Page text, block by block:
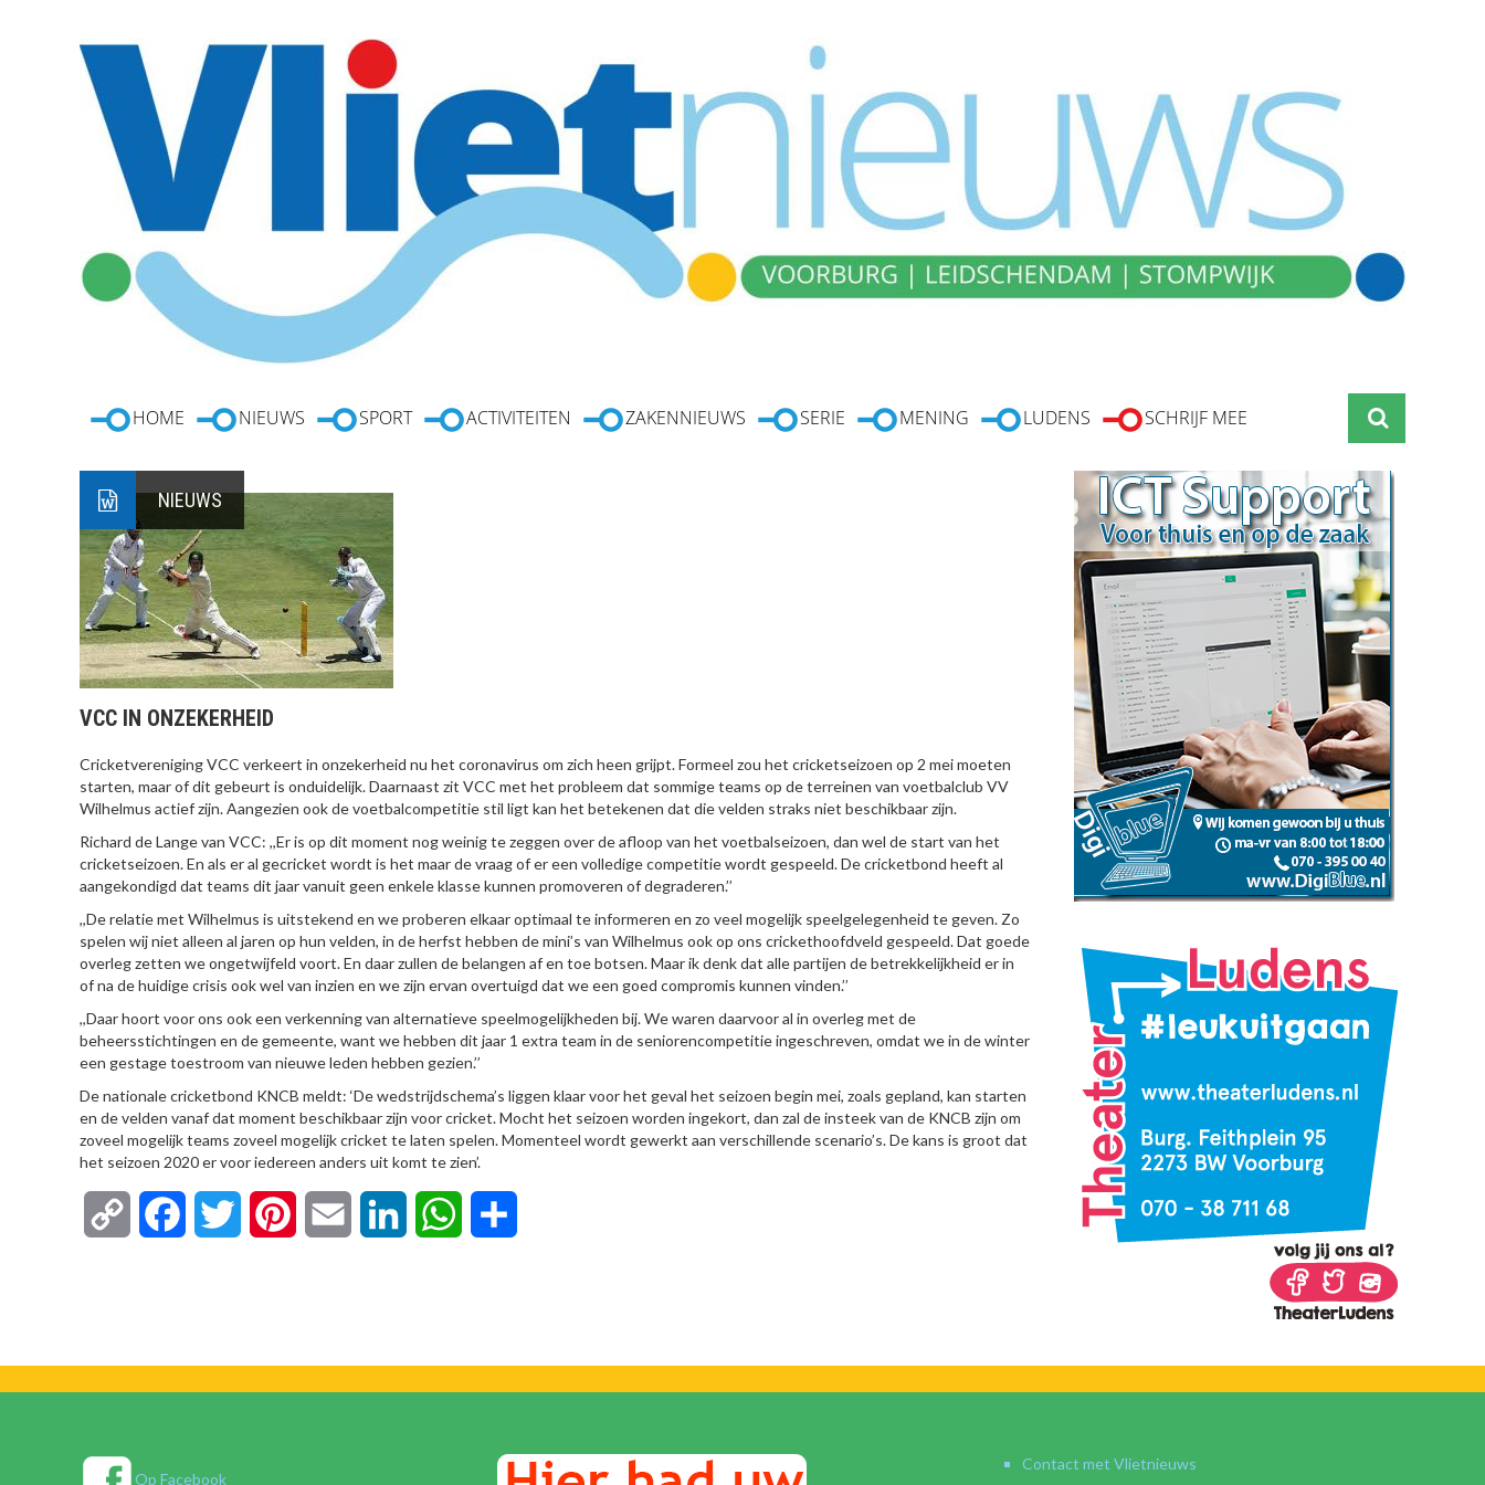
HOME NIEUWS SPORT ACTIVITEITEN ZAKENNIEUWS SERIE MENING LUDENS SCHRIJF MEE
NIEUWS
VCC IN ONZEKERHEID
Cricketvereniging VCC verkeert in onzekerheid nu het coronavirus om zich heen grijpt. Formeel zou het cricketseizoen op 2 mei moeten
starten, maar of dit gebeurt is onduidelijk. Daarnaast zit VCC met het probleem dat sommige teams op de terreinen van voetbalclub VV
Wilhelmus actief zijn. Aangezien ook de voetbalcompetitie stil ligt kan het betekenen dat die velden straks niet beschikbaar zijn.
Richard de Lange van VCC: ,,Er is op dit moment nog weinig te zeggen over de afloop van het voetbalseizoen, dan wel de start van het
cricketseizoen. En als er al gecricket wordt is het maar de vraag of er een volledige competitie wordt gespeeld. De cricketbond heeft al
aangekondigd dat teams dit jaar vanuit geen enkele klasse kunnen promoveren of degraderen.’’
,,De relatie met Wilhelmus is uitstekend en we proberen elkaar optimaal te informeren en zo veel mogelijk speelgelegenheid te geven. Zo
spelen wij niet alleen al jaren op hun velden, in de herfst hebben de mini’s van Wilhelmus ook op ons crickethoofdveld gespeeld. Dat goede
overleg zetten we ongetwijfeld voort. En daar zullen de belangen af en toe botsen. Maar ik denk dat alle partijen de betrekkelijkheid er in
of na de huidige crisis ook wel van inzien en we zijn ervan overtuigd dat we een goed compromis kunnen vinden.’’
,,Daar hoort voor ons ook een verkenning van alternatieve speelmogelijkheden bij. We waren daarvoor al in overleg met de
beheersstichtingen en de gemeente, want we hebben dit jaar 1 extra team in de seniorencompetitie ingeschreven, omdat we in de winter
een gestage toestroom van nieuwe leden hebben gezien.’’
De nationale cricketbond KNCB meldt: ‘De wedstrijdschema’s liggen klaar voor het geval het seizoen begin mei, zoals gepland, kan starten
en de velden vanaf dat moment beschikbaar zijn voor cricket. Mocht het seizoen worden ingekort, dan zal de insteek van de KNCB zijn om
zoveel mogelijk teams zoveel mogelijk cricket te laten spelen. Momenteel wordt gewerkt aan verschillende scenario’s. De kans is groot dat
het seizoen 2020 er voor iedereen anders uit komt te zien’.
Copy FacebookTwitter Pinterest Email LinkedIn WhatsApp
Op Facebook
Contact met Vlietnieuws